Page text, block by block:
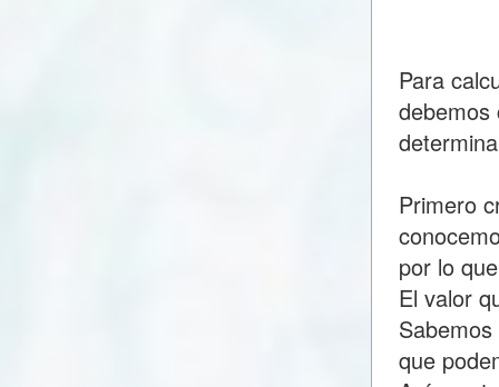
Para
debemos
Primero
por lo
El valor
que